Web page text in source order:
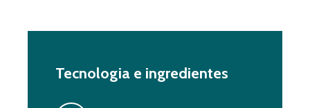
Tecnologia e ingredientes